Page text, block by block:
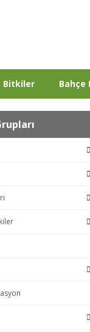
Bitkiler Bahçe